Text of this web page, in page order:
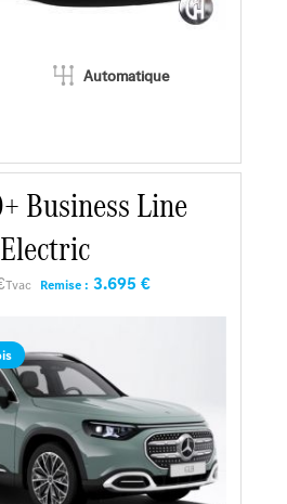
Automatique
Business Line
Electric
Tvac Remise : 3.695 €